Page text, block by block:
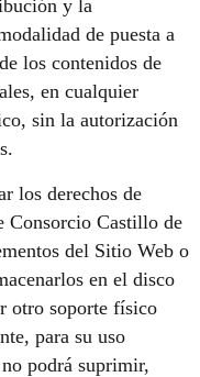
y la
de puesta a
los contenidos de
en cualquier
sin la autorización
los derechos de
Consorcio Castillo de
del Sitio Web o
en el disco
otro soporte físico
para su uso
podrá suprimir,